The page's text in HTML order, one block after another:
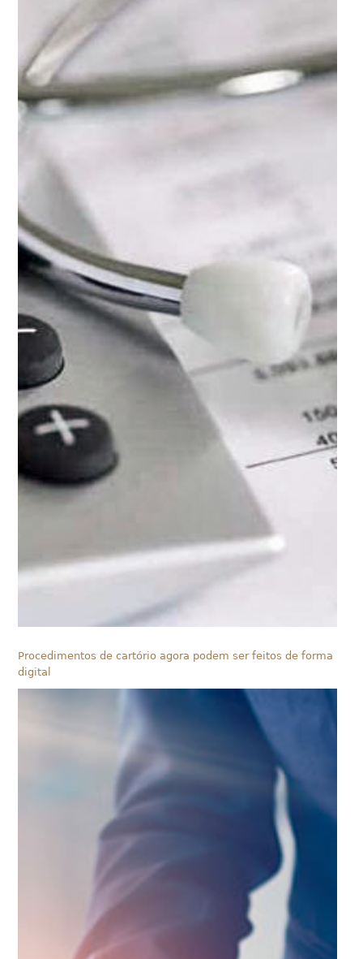
Procedimentos de cartório agora podem ser feitos de forma
digital